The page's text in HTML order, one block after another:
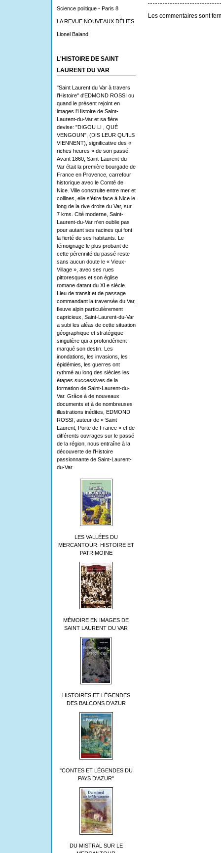
Science politique - Paris 8
LA REVUE NOUVEAUX DÉLITS
Lionel Baland
L'HISTOIRE DE SAINT
LAURENT DU VAR
"Saint Laurent du Var à travers
l’Histoire" d'EDMOND ROSSI ou
quand le présent rejoint en
images l'Histoire de Saint-
Laurent-du-Var et sa fière
devise: "DIGOU LI , QUÉ
VENGOUN", (DIS LEUR QU'ILS
VIENNENT), significative des «
riches heures » de son passé.
Avant 1860, Saint-Laurent-du-
Var était la première bourgade de
France en Provence, carrefour
historique avec le Comté de
Nice. Ville construite entre mer et
collines, elle s'étire face à Nice le
long de la rive droite du Var, sur
7 kms. Cité moderne, Saint-
Laurent-du-Var n'en oublie pas
pour autant ses racines qui font
la fierté de ses habitants. Le
témoignage le plus probant de
cette pérennité du passé reste
sans aucun doute le « Vieux-
Village », avec ses rues
pittoresques et son église
romane datant du XI e siècle.
Lieu de transit et de passage
commandant la traversée du Var,
fleuve alpin particulièrement
capricieux, Saint-Laurent-du-Var
a subi les aléas de cette situation
géographique et stratégique
singulière qui a profondément
marqué son destin. Les
inondations, les invasions, les
épidémies, les guerres ont
rythmé au long des siècles les
étapes successives de la
formation de Saint-Laurent-du-
Var. Grâce à de nouveaux
documents et à de nombreuses
illustrations inédites, EDMOND
ROSSI, auteur de « Saint
Laurent, Porte de France » et de
différents ouvrages sur le passé
de la région, nous entraîne à la
découverte de l’Histoire
passionnante de Saint-Laurent-
du-Var.
LES VALLÉES DU
MERCANTOUR: HISTOIRE ET
PATRIMOINE
MÉMOIRE EN IMAGES DE
SAINT LAURENT DU VAR
HISTOIRES ET LÉGENDES
DES BALCONS D'AZUR
"CONTES ET LÉGENDES DU
PAYS D'AZUR"
DU MISTRAL SUR LE
Les commentaires sont